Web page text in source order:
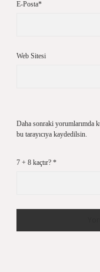
E-Posta*
Web Sitesi
Daha sonraki yorumlarımda
bu tarayıcıya kaydedilsin.
7 + 8 kaçtır? *